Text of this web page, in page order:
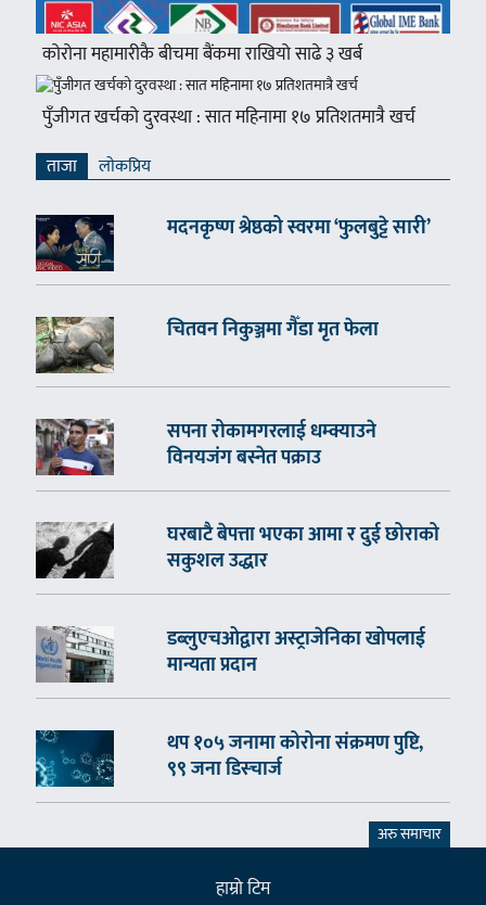
कोरोना महामारीकै बीचमा बैंकमा राखियो साढे ३ खर्ब
पुँजीगत खर्चको दुरवस्था : सात महिनामा १७ प्रतिशतमात्रै खर्च
ताजा लाेकप्रिय
मदनकृष्ण श्रेष्ठको स्वरमा ‘फुलबुट्टे सारी’
चितवन निकुञ्जमा गैँडा मृत फेला
सपना रोकामगरलाई धम्क्याउने
विनयजंग बस्नेत पक्राउ
घरबाटै बेपत्ता भएका आमा र दुई छोराको
सकुशल उद्धार
डब्लुएचओद्वारा अस्ट्राजेनिका खोपलाई
मान्यता प्रदान
थप १०५ जनामा कोरोना संक्रमण पुष्टि,
९९ जना डिस्चार्ज
अरु समाचार
हाम्राे टिम